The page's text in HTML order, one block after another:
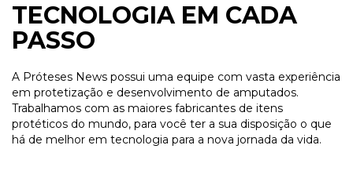
TECNOLOGIA EM CADA
PASSO
A Próteses News possui uma equipe com vasta experiência
em protetização e desenvolvimento de amputados.
Trabalhamos com as maiores fabricantes de itens
protéticos do mundo, para você ter a sua disposição o que
há de melhor em tecnologia para a nova jornada da vida.